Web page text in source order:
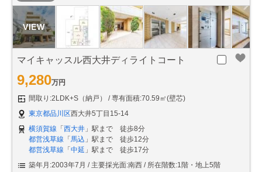
マイキャッスル西大井ディライトコート
9,280万円
間取り:2LDK+S（納戸）
専有面積:70.59㎡(壁芯)
東京都品川区西大井5丁目15-14
横須賀線 「 西大井 」駅まで 徒歩8分
都営浅草線 「 馬込 」駅まで 徒歩12分
都営浅草線 「 中延 」駅まで 徒歩17分
築年月:2003年7月
主要採光面:南西 所在階数:1階・地上5階